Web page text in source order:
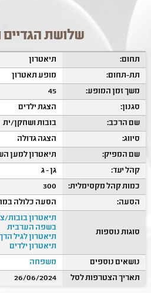
שלושת הגדיים
תחום:
תיאטרון
תת-תחום:
מופע תאטרון
משך זמן המופע:
45
סגנון:
הצגת ילדים
שם הרכב:
בובות ושחקן/ית
סיווג:
הצגה גדולה
שם המפיק:
תיאטרון למען
קהל יעד:
גן - ג
כמות קהל מקסימלית:
300
הסעה:
הסעה כלולה
סוגות נוספות
תיאטרון בובות/
בשפה הערבית
תיאטרון לגיל
תיאטרון ילדים
נושאים נוספים
משפחה
תאריך הצטרפות לסל
26/06/2024